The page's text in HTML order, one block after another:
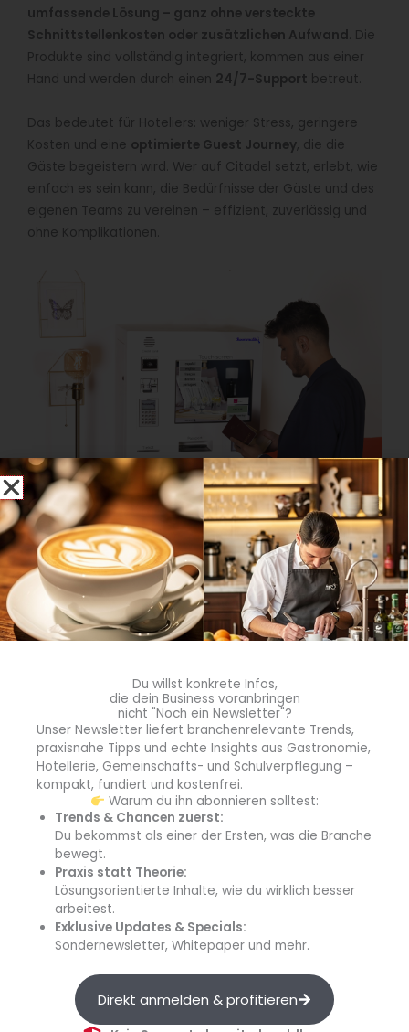
umfassende Lösung – ganz ohne versteckte
Schnittstellenkosten oder zusätzlichen Aufwand . Die
Produkte sind vollständig integriert, kommen aus einer
Hand und werden durch einen 24/7-Support betreut.
Das bedeutet für Hoteliers: weniger Stress, geringere
Kosten und eine optimierte Guest Journey, die die
Gäste begeistern wird. Wer auf Citadel setzt, erlebt, wie
einfach es sein kann, die Bedürfnisse der Gäste und des
eigenen Teams zu vereinen – effizient, zuverlässig und
ohne Komplikationen.
Self-Check-In- und digitale Guest-Journey-Lösungen
sind heute gefragt: Citadel Hotelsoftware bietet
Lösungen aus einer Hand.
(Quelle: Citadel Hotelsoftware)
Citadel Hotelsoftware auf der Internorga 2025
Mit Citadel Hotelsoftware, Partner für moderne
Hotels im Griff – flexibel, transparent und
kundenorientiert. Wer mehr über die Lösungen von
Citadel erfahren möchte, für den lohnt ein Besuch des
Messestandes auf der Internorga:Halle A2, Stand 208.
Quelle: Citadel Hotelsoftware
blgastro.de
Du willst konkrete Infos,
die dein Business voranbringen
nicht "Noch ein Newsletter"?
Unser Newsletter liefert branchenrelevante Trends,
praxisnahe Tipps und echte Insights aus Gastronomie,
Hotellerie, Gemeinschafts- und Schulverpflegung –
kompakt, fundiert und kostenfrei.
Warum du ihn abonnieren solltest:
Trends & Chancen zuerst:
Du bekommst als einer der Ersten, was die Branche
bewegt.
Praxis statt Theorie:
Lösungsorientierte Inhalte, wie du wirklich besser
arbeitest.
Exklusive Updates & Specials:
Sondernewsletter, Whitepaper und mehr.
Direkt anmelden & profitieren